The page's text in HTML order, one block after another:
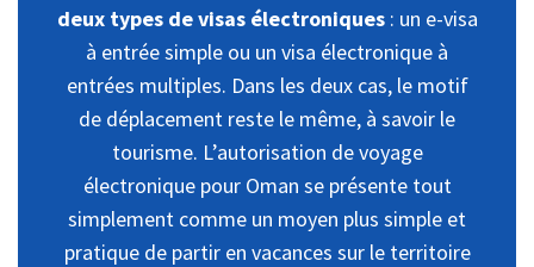
deux types de visas électroniques: un e-visa
à entrée simple ou un visa électronique à
entrées multiples. Dans les deux cas, le motif
de déplacement reste le même, à savoir le
tourisme. L’autorisation de voyage
électronique pour Oman se présente tout
simplement comme un moyen plus simple et
pratique de partir en vacances sur le territoire